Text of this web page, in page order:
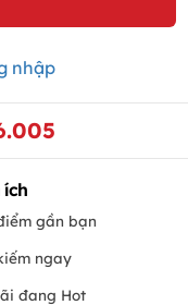
nhập
ích
gần bạn
ngay
đang Hot